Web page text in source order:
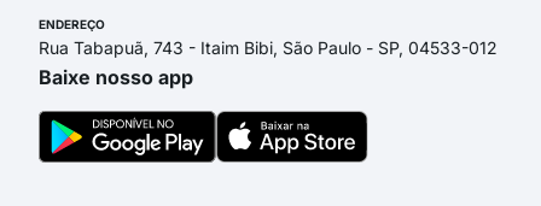
ENDEREÇO
Rua Tabapuã, 743 - Itaim Bibi, São Paulo - SP, 04533-012
Baixe nosso app